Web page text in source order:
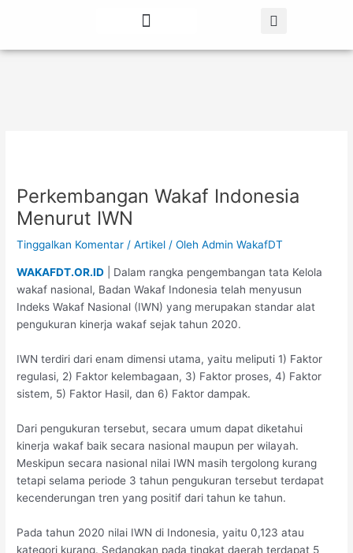
Perkembangan Wakaf Indonesia
Menurut IWN
Tinggalkan Komentar /Artikel / OlehAdmin WakafDT
WAKAFDT.OR.ID | Dalam rangka pengembangan tata Kelola
wakaf nasional, Badan Wakaf Indonesia telah menyusun
Indeks Wakaf Nasional (IWN) yang merupakan standar alat
pengukuran kinerja wakaf sejak tahun 2020.
IWN terdiri dari enam dimensi utama, yaitu meliputi 1) Faktor
regulasi, 2) Faktor kelembagaan, 3) Faktor proses, 4) Faktor
sistem, 5) Faktor Hasil, dan 6) Faktor dampak.
Dari pengukuran tersebut, secara umum dapat diketahui
kinerja wakaf baik secara nasional maupun per wilayah.
Meskipun secara nasional nilai IWN masih tergolong kurang
tetapi selama periode 3 tahun pengukuran tersebut terdapat
kecenderungan tren yang positif dari tahun ke tahun.
Pada tahun 2020 nilai IWN di Indonesia, yaitu 0,123 atau
kategori kurang. Sedangkan pada tingkat daerah terdapat 5